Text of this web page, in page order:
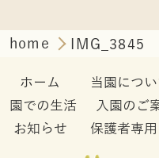
home IMG_3845
ホーム 当園につい
園での生活
入園のご
お知らせ
保護者専用